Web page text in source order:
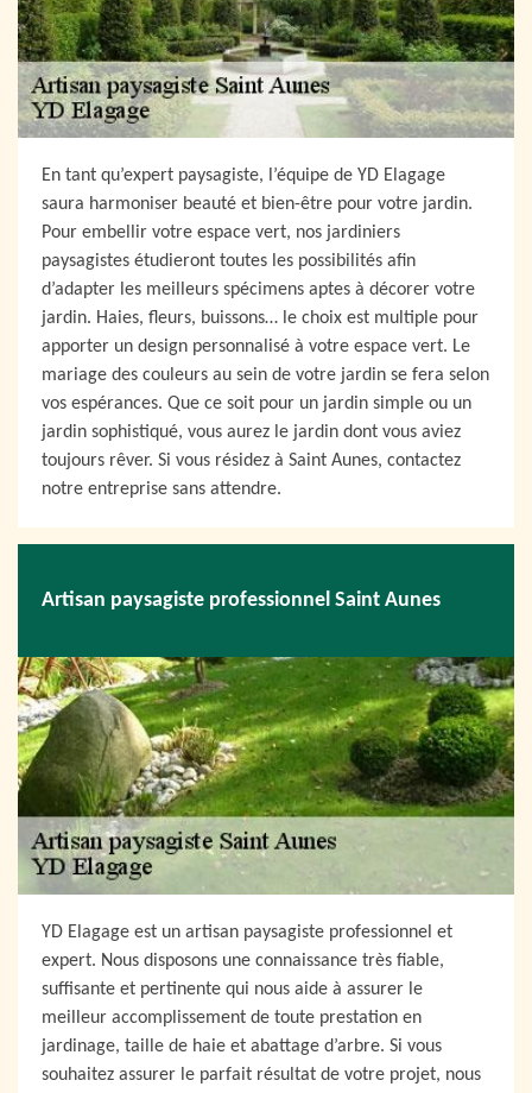
En tant qu’expert paysagiste, l’équipe de YD Elagage
saura harmoniser beauté et bien-être pour votre jardin.
Pour embellir votre espace vert, nos jardiniers
paysagistes étudieront toutes les possibilités afin
d’adapter les meilleurs spécimens aptes à décorer votre
jardin. Haies, fleurs, buissons… le choix est multiple pour
apporter un design personnalisé à votre espace vert. Le
mariage des couleurs au sein de votre jardin se fera selon
vos espérances. Que ce soit pour un jardin simple ou un
jardin sophistiqué, vous aurez le jardin dont vous aviez
toujours rêver. Si vous résidez à Saint Aunes, contactez
notre entreprise sans attendre.
Artisan paysagiste professionnel Saint Aunes
YD Elagage est un artisan paysagiste professionnel et
expert. Nous disposons une connaissance très fiable,
suffisante et pertinente qui nous aide à assurer le
meilleur accomplissement de toute prestation en
jardinage, taille de haie et abattage d’arbre. Si vous
souhaitez assurer le parfait résultat de votre projet, nous